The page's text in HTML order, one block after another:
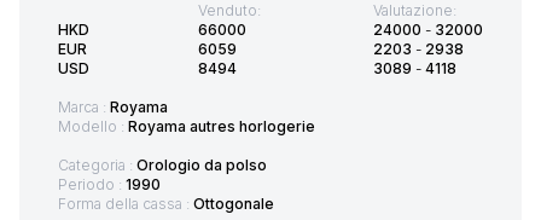
HKD
EUR
USD
Venduto:
66000
6059
8494
Valutazione:
24000 - 32000
2203 - 2938
3089 - 4118
Marca : Royama
Modello : Royama autres horlogerie
Categoria : Orologio da polso
Periodo : 1990
Forma della cassa : Ottogonale